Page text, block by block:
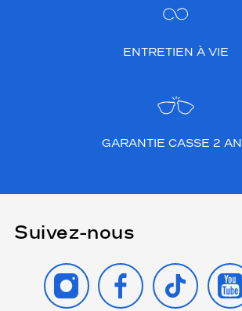
ENTRETIEN À VIE
GARANTIE CASSE 2
Suivez-nous
INSTAGRAMFACEBOOK
TIKTOK